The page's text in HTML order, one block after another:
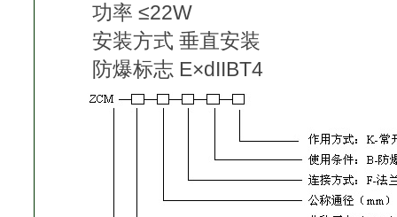
功率 ≤22W
安装方式 垂直安装
防爆标志 E×dIIBT4